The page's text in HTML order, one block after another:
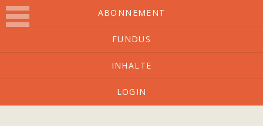
ABONNEMENT
FUNDUS
INHALTE
LOGIN
O-Ton
Kulturmagazin mit Charakter